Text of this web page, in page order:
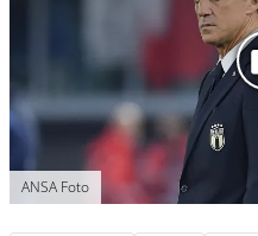
ANSA Foto